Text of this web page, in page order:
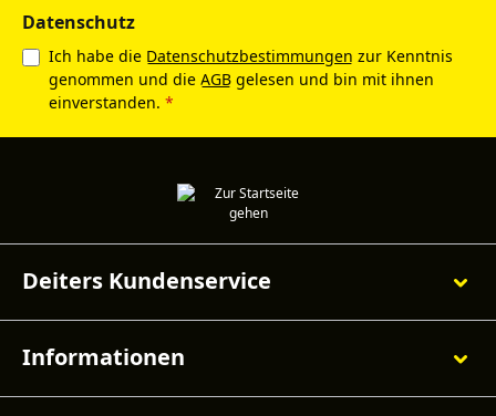
Datenschutz
Ich habe die Datenschutzbestimmungen zur Kenntnis
genommen und die AGB gelesen und bin mit ihnen
einverstanden. *
Deiters Kundenservice
Informationen